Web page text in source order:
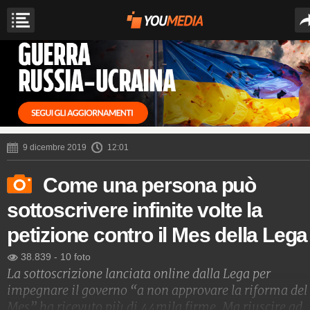
9 dicembre 2019 12:01
Come una persona può
sottoscrivere infinite volte la
petizione contro il Mes della Lega
38.839 - 10 foto
La sottoscrizione lanciata online dalla Lega per
impegnare il governo “a non approvare la riforma del
Mes” ha ricevuto più di 44mila firme. Ma riuscire ad